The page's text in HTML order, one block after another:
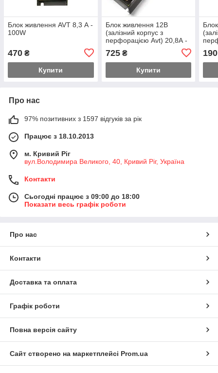
Блок живлення AVT 8,3 А -
100W
470 ₴
Купити
Блок живлення 12В
(залізний корпус з
перфорацією Avt) 20,8А -
725₴
Купити
190
Про нас
97% позитивних з 1597 відгуків за рік
Працює з 18.10.2013
м. Кривий Ріг
вул.Володимира Великого, 40, Кривий Ріг, Україна
Контакти
Сьогодні працює з 09:00 до 18:00
Показати весь графік роботи
Про нас
Контакти
Доставка та оплата
Графік роботи
Повна версія сайту
Сайт створено на маркетплейсі Prom.ua